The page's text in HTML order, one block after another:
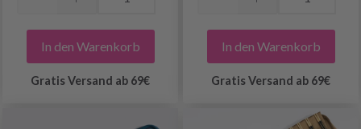
In den Warenkorb
Gratis Versand ab 69€
In den Warenkorb
Gratis Versand ab 69€